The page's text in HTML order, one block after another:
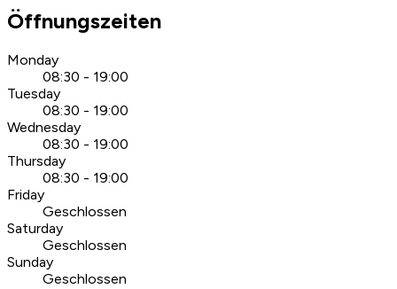
Öffnungszeiten
Monday
08:30 - 19:00
Tuesday
08:30 - 19:00
Wednesday
08:30 - 19:00
Thursday
08:30 - 19:00
Friday
Geschlossen
Saturday
Geschlossen
Sunday
Geschlossen